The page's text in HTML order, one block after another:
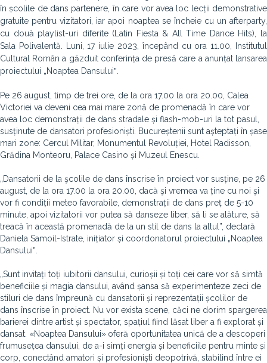
în școlile de dans partenere, în care vor avea loc lecții demonstrative
gratuite pentru vizitatori, iar apoi noaptea se încheie cu un afterparty,
cu două playlist-uri diferite (Latin Fiesta & All Time Dance Hits), la
Sala Polivalentă. Luni, 17 iulie 2023, începând cu ora 11.00, Institutul
Cultural Român a găzduit conferința de presă care a anunțat lansarea
proiectului „Noaptea Dansuluiˮ.
Pe 26 august, timp de trei ore, de la ora 17.00 la ora 20.00, Calea
Victoriei va deveni cea mai mare zonă de promenadă în care vor
avea loc demonstrații de dans stradale și flash-mob-uri la tot pasul,
susținute de dansatori profesioniști. Bucureștenii sunt așteptați în șase
mari zone: Cercul Militar, Monumentul Revoluției, Hotel Radisson,
Grădina Monteoru, Palace Casino și Muzeul Enescu.
„Dansatorii de la şcolile de dans înscrise în proiect vor susține, pe 26
august, de la ora 17.00 la ora 20.00, dacă şi vremea va ține cu noi şi
vor fi condiții meteo favorabile, demonstrații de dans preț de 5-10
minute, apoi vizitatorii vor putea să danseze liber, să li se alăture, să
treacă în această promenadă de la un stil de dans la altul”, declară
Daniela Samoil-Istrate, inițiator și coordonatorul proiectului „Noaptea
Dansuluiˮ.
„Sunt invitați toți iubitorii dansului, curioșii și toți cei care vor să simtă
beneficiile și magia dansului, având șansa să experimenteze zeci de
stiluri de dans împreună cu dansatorii și reprezentații școlilor de
dans înscrise în proiect. Nu vor exista scene, căci ne dorim spargerea
barierei dintre artist și spectator, spațiul fiind lăsat liber a fi explorat și
dansat. «Noaptea Dansului» oferă oportunitatea unică de a descoperi
frumusețea dansului, de a-i simți energia și beneficiile pentru minte și
corp, conectând amatori și profesioniști deopotrivă, stabilind între ei